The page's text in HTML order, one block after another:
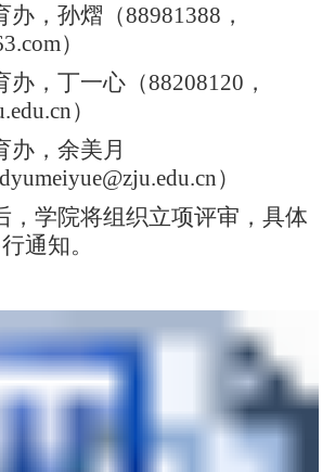
，孙熠（88981388 ，
）
，丁一心（88208120 ，
）
，余美月
）
学院将组织立项评审，具体
通知。